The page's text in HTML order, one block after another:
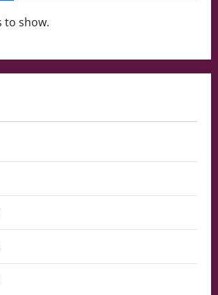
to show.